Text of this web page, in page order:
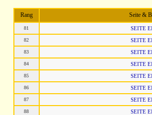
Rang Seite &
81 SEITE
82 SEITE
83 SEITE
84 SEITE
85 SEITE
86 SEITE
87 SEITE
88 SEITE